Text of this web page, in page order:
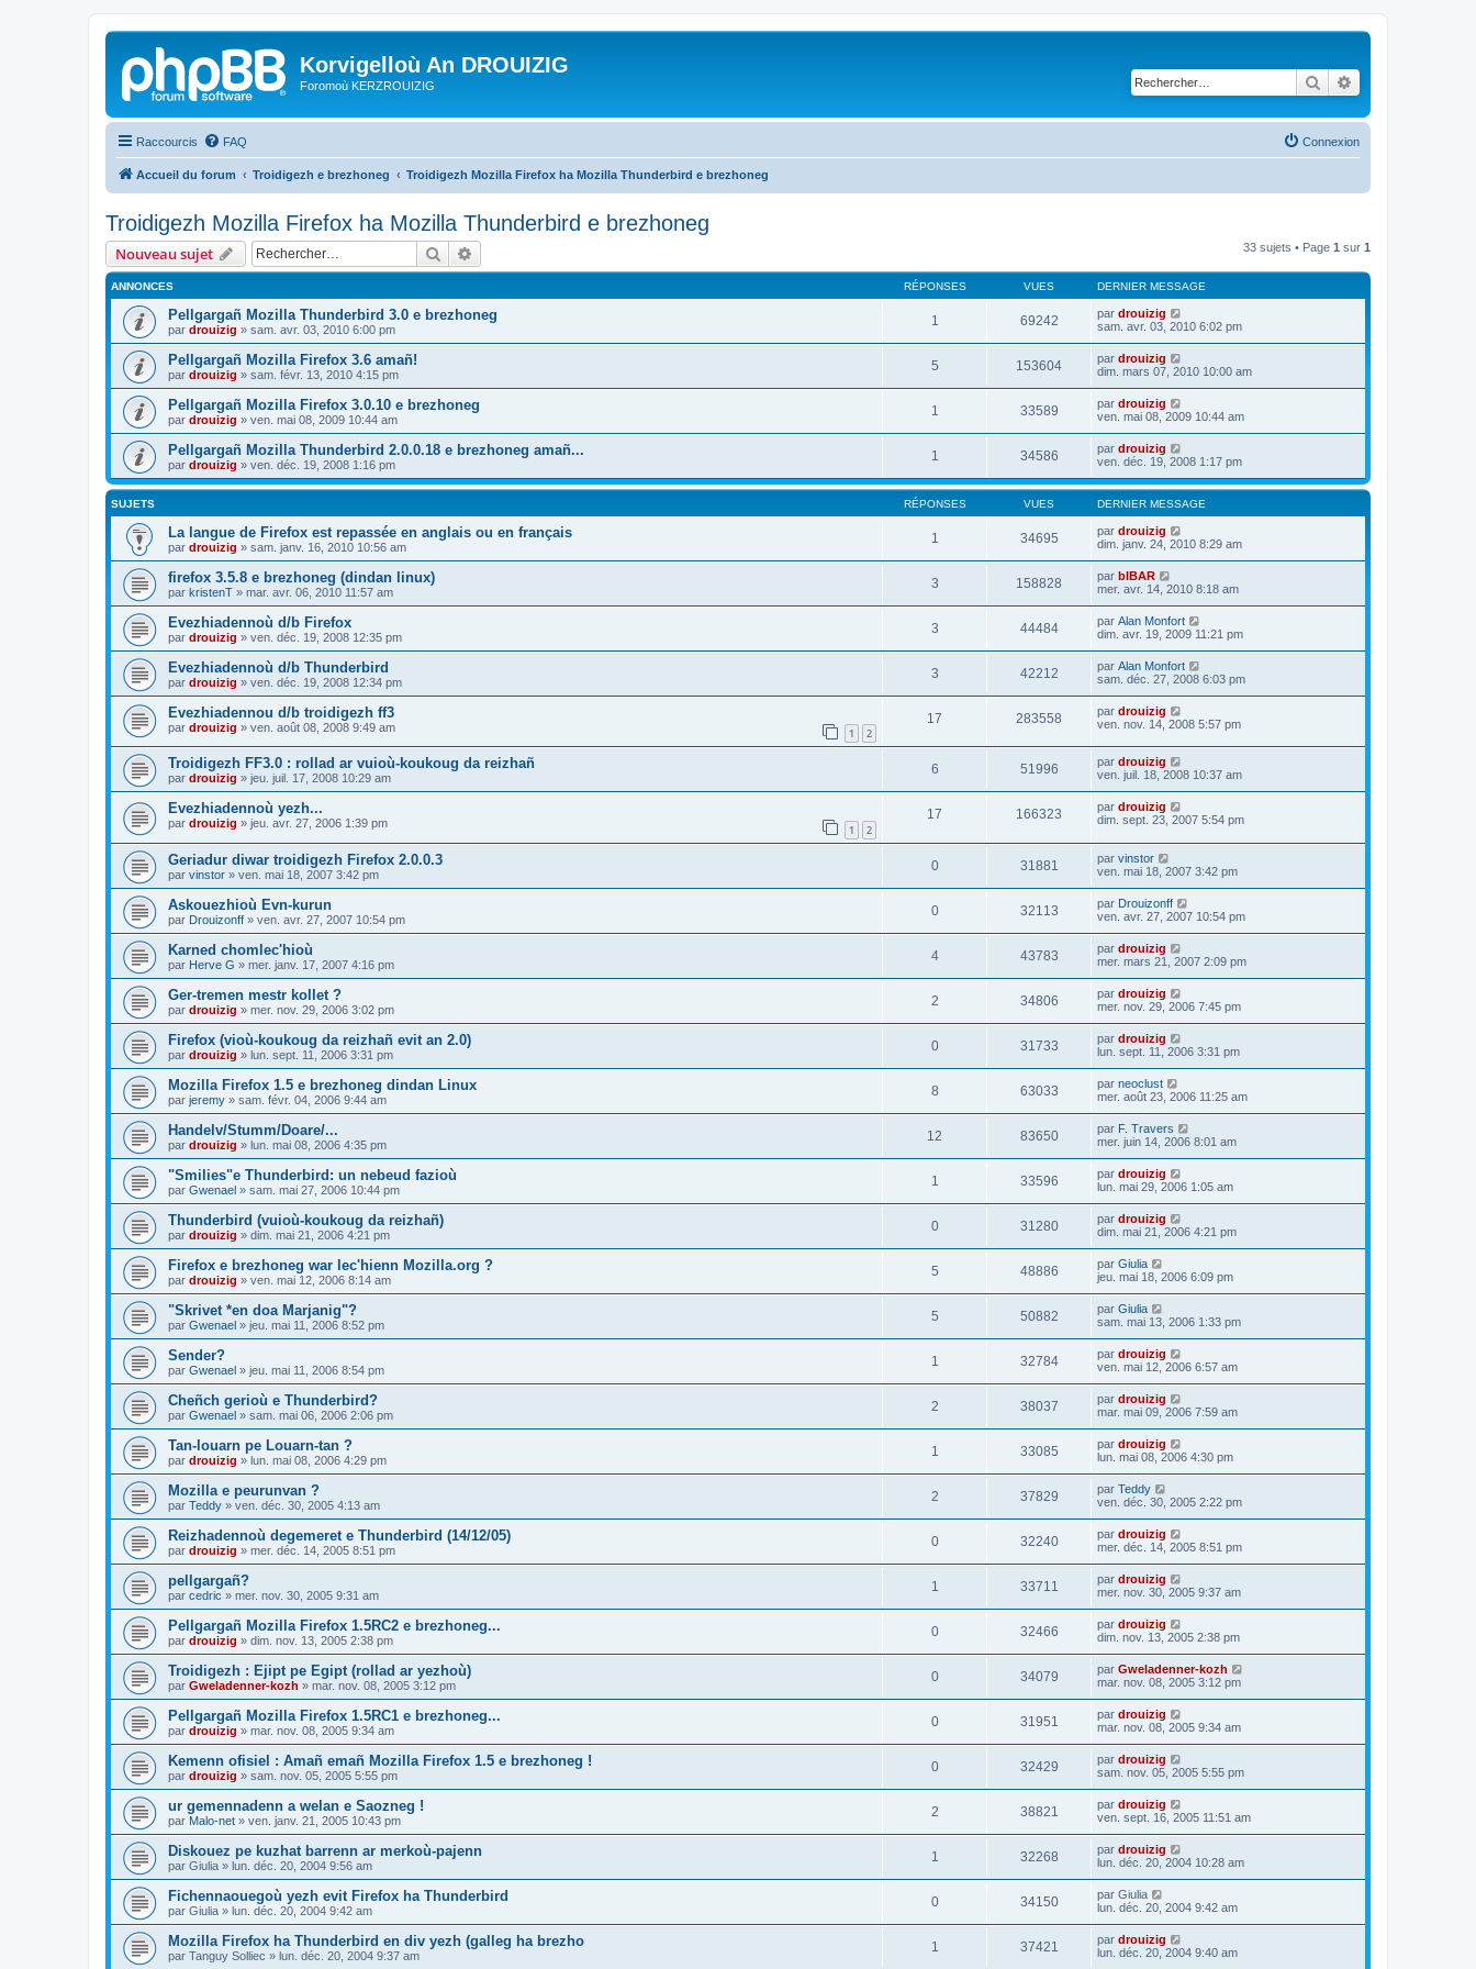
Korvigelloù An DROUIZIG
Foromoù KERZROUIZIG Rechercher
Raccourcis FAQ Connexion
Accueil du forum Troidigezh e brezhoneg Troidigezh Mozilla Firefox ha Mozilla Thunderbird e brezhoneg
Troidigezh Mozilla Firefox ha Mozilla Thunderbird e brezhoneg
Nouveau sujet Rechercher 33 sujets • Page 1 sur 1
ANNONCES RÉPONSES VUES DERNIER MESSAGE
Pellgargañ Mozilla Thunderbird 3.0 e brezhoneg
par drouizig » sam. avr. 03, 2010 6:00 pm
1 69242 par drouizig
sam. avr. 03, 2010 6:02 pm
Pellgargañ Mozilla Firefox 3.6 amañ!
par drouizig » sam. févr. 13, 2010 4:15 pm
5 153604 par drouizig
dim. mars 07, 2010 10:00 am
Pellgargañ Mozilla Firefox 3.0.10 e brezhoneg
par drouizig » ven. mai 08, 2009 10:44 am
1 33589 par drouizig
ven. mai 08, 2009 10:44 am
Pellgargañ Mozilla Thunderbird 2.0.0.18 e brezhoneg amañ...
par drouizig » ven. déc. 19, 2008 1:16 pm
1 34586 par drouizig
ven. déc. 19, 2008 1:17 pm
SUJETS RÉPONSES VUES DERNIER MESSAGE
La langue de Firefox est repassée en anglais ou en français
par drouizig » sam. janv. 16, 2010 10:56 am
1 34695 par drouizig
dim. janv. 24, 2010 8:29 am
firefox 3.5.8 e brezhoneg (dindan linux)
par kristenT » mar. avr. 06, 2010 11:57 am
3 158828 par bIBAR
mer. avr. 14, 2010 8:18 am
Evezhiadennoù d/b Firefox
par drouizig » ven. déc. 19, 2008 12:35 pm
3 44484 par Alan Monfort
dim. avr. 19, 2009 11:21 pm
Evezhiadennoù d/b Thunderbird
par drouizig » ven. déc. 19, 2008 12:34 pm
3 42212 par Alan Monfort
sam. déc. 27, 2008 6:03 pm
Evezhiadennou d/b troidigezh ff3
par drouizig » ven. août 08, 2008 9:49 am 1 2
17 283558 par drouizig
ven. nov. 14, 2008 5:57 pm
Troidigezh FF3.0 : rollad ar vuioù-koukoug da reizhañ
par drouizig » jeu. juil. 17, 2008 10:29 am
6 51996 par drouizig
ven. juil. 18, 2008 10:37 am
Evezhiadennoù yezh...
par drouizig » jeu. avr. 27, 2006 1:39 pm 1 2
17 166323 par drouizig
dim. sept. 23, 2007 5:54 pm
Geriadur diwar troidigezh Firefox 2.0.0.3
par vinstor » ven. mai 18, 2007 3:42 pm
0 31881 par vinstor
ven. mai 18, 2007 3:42 pm
Askouezhioù Evn-kurun
par Drouizonff » ven. avr. 27, 2007 10:54 pm
0 32113 par Drouizonff
ven. avr. 27, 2007 10:54 pm
Karned chomlec'hioù
par Herve G » mer. janv. 17, 2007 4:16 pm
4 43783 par drouizig
mer. mars 21, 2007 2:09 pm
Ger-tremen mestr kollet ?
par drouizig » mer. nov. 29, 2006 3:02 pm
2 34806 par drouizig
mer. nov. 29, 2006 7:45 pm
Firefox (vioù-koukoug da reizhañ evit an 2.0)
par drouizig » lun. sept. 11, 2006 3:31 pm
0 31733 par drouizig
lun. sept. 11, 2006 3:31 pm
Mozilla Firefox 1.5 e brezhoneg dindan Linux
par jeremy » sam. févr. 04, 2006 9:44 am
8 63033 par neoclust
mer. août 23, 2006 11:25 am
Handelv/Stumm/Doare/...
par drouizig » lun. mai 08, 2006 4:35 pm
12 83650 par F. Travers
mer. juin 14, 2006 8:01 am
"Smilies"e Thunderbird: un nebeud fazioù
par Gwenael » sam. mai 27, 2006 10:44 pm
1 33596 par drouizig
lun. mai 29, 2006 1:05 am
Thunderbird (vuioù-koukoug da reizhañ)
par drouizig » dim. mai 21, 2006 4:21 pm
0 31280 par drouizig
dim. mai 21, 2006 4:21 pm
Firefox e brezhoneg war lec'hienn Mozilla.org ?
par drouizig » ven. mai 12, 2006 8:14 am
5 48886 par Giulia
jeu. mai 18, 2006 6:09 pm
"Skrivet *en doa Marjanig"?
par Gwenael » jeu. mai 11, 2006 8:52 pm
5 50882 par Giulia
sam. mai 13, 2006 1:33 pm
Sender?
par Gwenael » jeu. mai 11, 2006 8:54 pm
1 32784 par drouizig
ven. mai 12, 2006 6:57 am
Cheñch gerioù e Thunderbird?
par Gwenael » sam. mai 06, 2006 2:06 pm
2 38037 par drouizig
mar. mai 09, 2006 7:59 am
Tan-louarn pe Louarn-tan ?
par drouizig » lun. mai 08, 2006 4:29 pm
1 33085 par drouizig
lun. mai 08, 2006 4:30 pm
Mozilla e peurunvan ?
par Teddy » ven. déc. 30, 2005 4:13 am
2 37829 par Teddy
ven. déc. 30, 2005 2:22 pm
Reizhadennoù degemeret e Thunderbird (14/12/05)
par drouizig » mer. déc. 14, 2005 8:51 pm
0 32240 par drouizig
mer. déc. 14, 2005 8:51 pm
pellgargañ?
par cedric » mer. nov. 30, 2005 9:31 am
1 33711 par drouizig
mer. nov. 30, 2005 9:37 am
Pellgargañ Mozilla Firefox 1.5RC2 e brezhoneg...
par drouizig » dim. nov. 13, 2005 2:38 pm
0 32466 par drouizig
dim. nov. 13, 2005 2:38 pm
Troidigezh : Ejipt pe Egipt (rollad ar yezhoù)
par Gweladenner-kozh » mar. nov. 08, 2005 3:12 pm
0 34079 par Gweladenner-kozh
mar. nov. 08, 2005 3:12 pm
Pellgargañ Mozilla Firefox 1.5RC1 e brezhoneg...
par drouizig » mar. nov. 08, 2005 9:34 am
0 31951 par drouizig
mar. nov. 08, 2005 9:34 am
Kemenn ofisiel : Amañ emañ Mozilla Firefox 1.5 e brezhoneg !
par drouizig » sam. nov. 05, 2005 5:55 pm
0 32429 par drouizig
sam. nov. 05, 2005 5:55 pm
ur gemennadenn a welan e Saozneg !
par Malo-net » ven. janv. 21, 2005 10:43 pm
2 38821 par drouizig
ven. sept. 16, 2005 11:51 am
Diskouez pe kuzhat barrenn ar merkoù-pajenn
par Giulia » lun. déc. 20, 2004 9:56 am
1 32268 par drouizig
lun. déc. 20, 2004 10:28 am
Fichennaouegoù yezh evit Firefox ha Thunderbird
par Giulia » lun. déc. 20, 2004 9:42 am
0 34150 par Giulia
lun. déc. 20, 2004 9:42 am
Mozilla Firefox ha Thunderbird en div yezh (galleg ha brezho
par Tanguy Solliec » lun. déc. 20, 2004 9:37 am
1 37421 par drouizig
lun. déc. 20, 2004 9:40 am